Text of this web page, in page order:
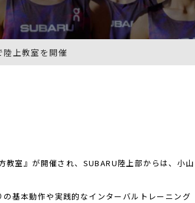
陸上教室を開催
室』が開催され、SUBARU陸上部からは、小山
基本動作や実践的なインターバルトレーニング